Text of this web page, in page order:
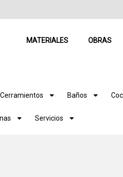
MATERIALES OBRAS
Cerramientos Baños
Servicios